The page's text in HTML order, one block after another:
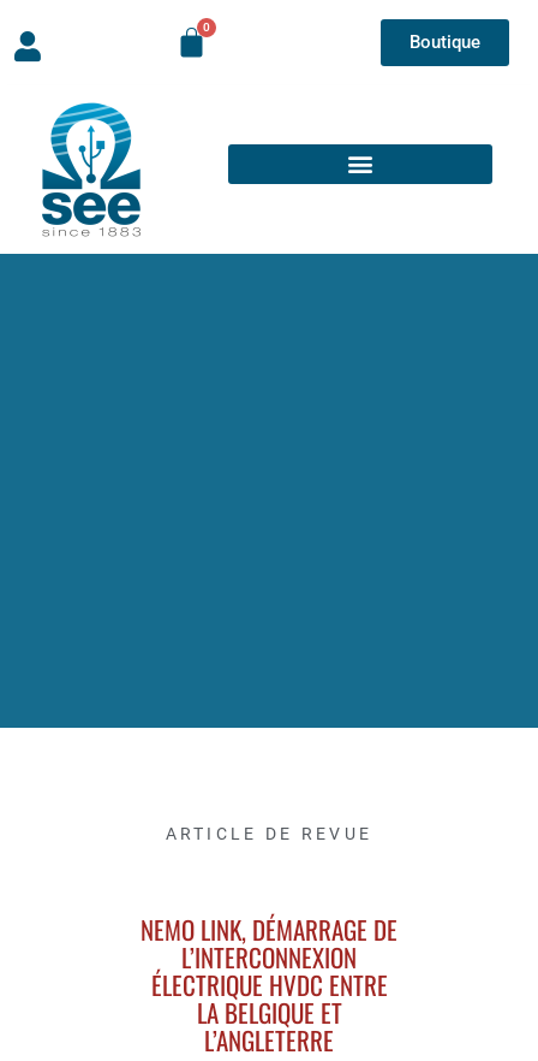
Boutique
ARTICLE DE REVUE
NEMO LINK, DÉMARRAGE DE
L’INTERCONNEXION
ÉLECTRIQUE HVDC ENTRE
LA BELGIQUE ET
L’ANGLETERRE